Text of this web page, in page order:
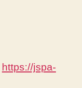
https://jspa-